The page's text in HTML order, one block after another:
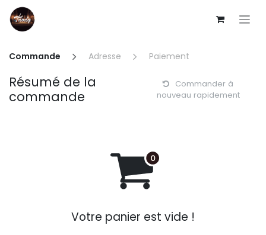
Se rendre au contenu
Commande Adresse Paiement
Résumé de la
commande
Commander à
nouveau rapidement
Votre panier est vide !